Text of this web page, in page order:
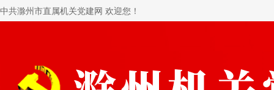
中共滁州市直属机关党建网 欢迎您！